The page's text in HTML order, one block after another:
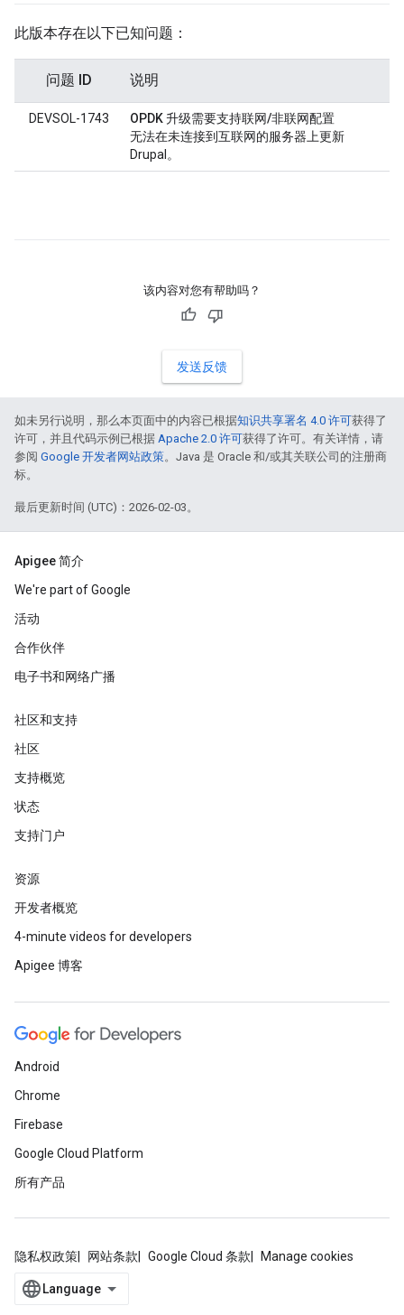
此版本存在以下已知问题：
问题 ID 说明
DEVSOL-1743
OPDK 升级需要支持联网/非联网配置
无法在未连接到互联网的服务器上更新
Drupal。
该内容对您有帮助吗？
发送反馈
如未另行说明，那么本页面中的内容已根据知识共享署名 4.0 许可获得了
许可，并且代码示例已根据 Apache 2.0 许可获得了许可。有关详情，请
参阅 Google 开发者网站政策。Java 是 Oracle 和/或其关联公司的注册商
标。
最后更新时间 (UTC)：2026-02-03。
Apigee 简介
We're part of Google
活动
合作伙伴
电子书和网络广播
社区和支持
社区
支持概览
状态
支持门户
资源
开发者概览
4-minute videos for developers
Apigee 博客
Android
Chrome
Firebase
Google Cloud Platform
所有产品
隐私权政策 网站条款 Google Cloud 条款 Manage cookies